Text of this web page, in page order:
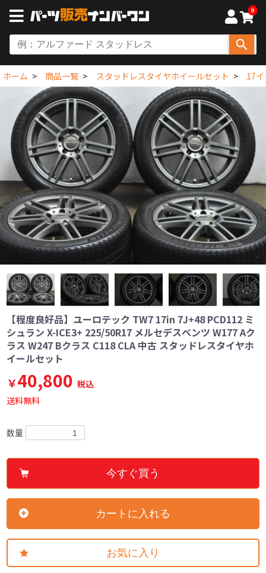
0
ホーム 商品一覧 スタッドレスタイヤホイールセット 17
【程度良好品】ユーロテック TW7 17in 7J+48 PCD112 ミ
シュラン X-ICE3+ 225/50R17 メルセデスベンツ W177 Aク
ラス W247 Bクラス C118 CLA 中古 スタッドレスタイヤホ
イールセット
￥40,800 税込
送料無料
数量
今すぐ買う
カートに入れる
お気に入り